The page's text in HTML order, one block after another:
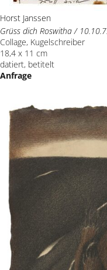
Horst Janssen
Grüss dich Roswitha /
Collage, Kugelschreiber
18,4 x 11 cm
datiert, betitelt
Anfrage